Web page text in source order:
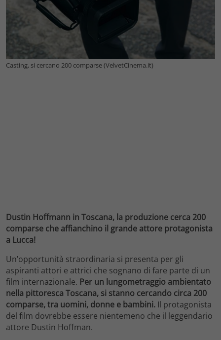
Casting, si cercano 200 comparse (VelvetCinema.it)
Dustin Hoffmann in Toscana, la produzione cerca 200
comparse che affianchino il grande attore protagonista
a Lucca!
Un’opportunità straordinaria si presenta per gli
aspiranti attori e attrici che sognano di fare parte di un
film internazionale. Per un lungometraggio ambientato
nella pittoresca Toscana, si stanno cercando circa 200
comparse, tra uomini, donne e bambini. Il protagonista
del film dovrebbe essere nientemeno che il leggendario
attore Dustin Hoffman.